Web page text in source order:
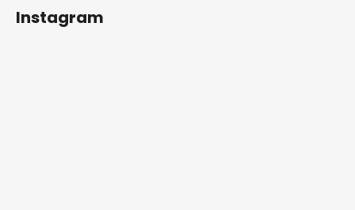
Instagram